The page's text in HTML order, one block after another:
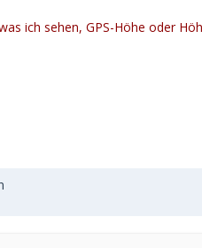
ich sehen, GPS-Höhe oder